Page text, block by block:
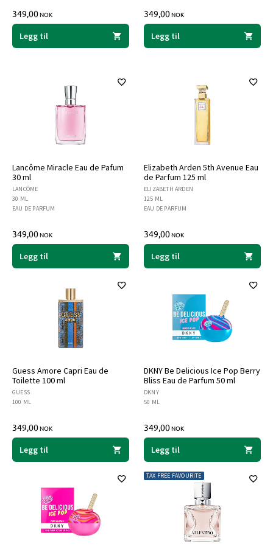
349,00NOK
Legg til
349,00NOK
Legg til
Lancôme Miracle Eau de Pafum
30 ml
LANCÔME
30 ML
EAU DE PARFUM
349,00NOK
Legg til
Elizabeth Arden 5th Avenue Eau
de Parfum 125 ml
ELIZABETH ARDEN
125 ML
EAU DE PARFUM
349,00NOK
Legg til
Guess Amore Capri Eau de
Toilette 100 ml
GUESS
100 ML
349,00NOK
Legg til
DKNY Be Delicious Ice Pop Berry
Bliss Eau de Parfum 50 ml
DKNY
50 ML
349,00NOK
Legg til
TAX FREE FAVOURITE